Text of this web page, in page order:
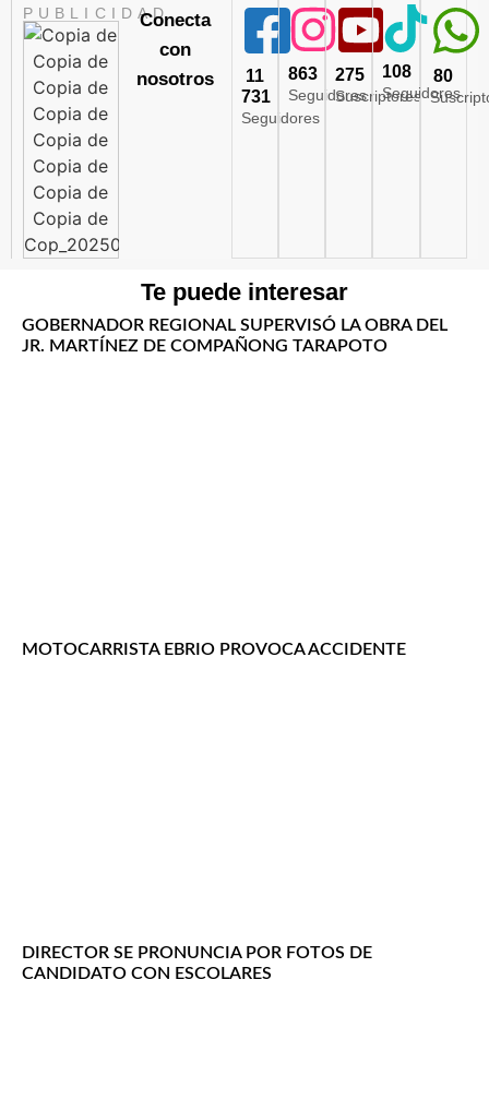
PUBLICIDADConecta
con
nosotros
11
731
Seguidores
863
Seguidores
275
Suscriptores
108
Seguidores
80
Te puede interesar
GOBERNADOR REGIONAL SUPERVISÓ LA OBRA DEL
JR. MARTÍNEZ DE COMPAÑONG TARAPOTO
MOTOCARRISTA EBRIO PROVOCA ACCIDENTE
DIRECTOR SE PRONUNCIA POR FOTOS DE
CANDIDATO CON ESCOLARES